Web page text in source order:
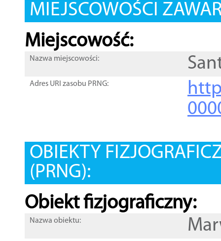
MIEJSCOWOŚCI
Miejscowość:
Nazwa miejscowości:
Adres URI zasobu PRNG:
OBIEKTY
(PRNG):
Obiekt fizjograficzny:
Nazwa obiektu: